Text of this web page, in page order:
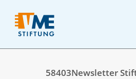
58403Newsletter